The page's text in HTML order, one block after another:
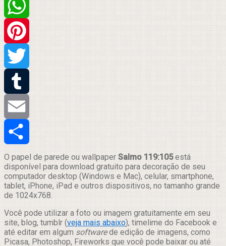
Facebook
WhatsApp
Pinterest
Twitter
Tumblr
Email
Compartilhar
O papel de parede ou wallpaper Salmo 119:105está
disponível para download gratuito para decoração de seu
computador desktop (Windows e Mac), celular, smartphone,
tablet, iPhone, iPad e outros dispositivos, no tamanho grande
de 1024x768.
Você pode utilizar a foto ou imagem gratuitamente em seu
site, blog, tumblr (veja mais abaixo), timelime do Facebook e
até editar em algum softwarede edição de imagens, como
Picasa, Photoshop, Fireworks que você pode baixar ou até